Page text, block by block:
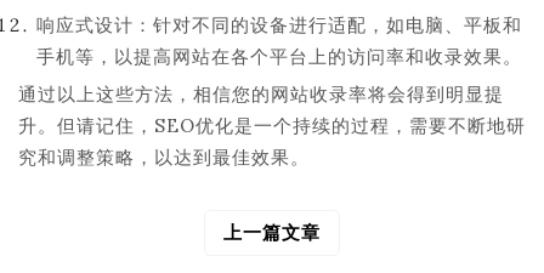
响应式设计：针对不同的设备进行适配，如电脑、平板和
手机等，以提高网站在各个平台上的访问率和收录效果。
通过以上这些方法，相信您的网站收录率将会得到明显提
升。但请记住，SEO优化是一个持续的过程，需要不断地研
究和调整策略，以达到最佳效果。
上一篇文章